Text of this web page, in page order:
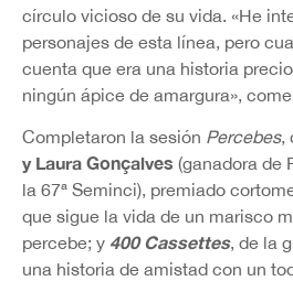
círculo vicioso de su vida. «He
personajes de esta línea, pero
cuenta que era una historia
ningún ápice de amargura»,
Completaron la sesión Percebes,
y Laura Gonçalves (ganadora de
la 67ª Seminci), premiado
que sigue la vida de un marisco
percebe; y 400 Cassettes, de la
una historia de amistad con un